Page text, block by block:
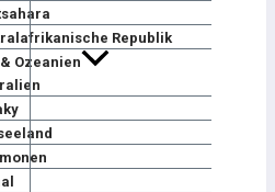
Republik
Ozeanien